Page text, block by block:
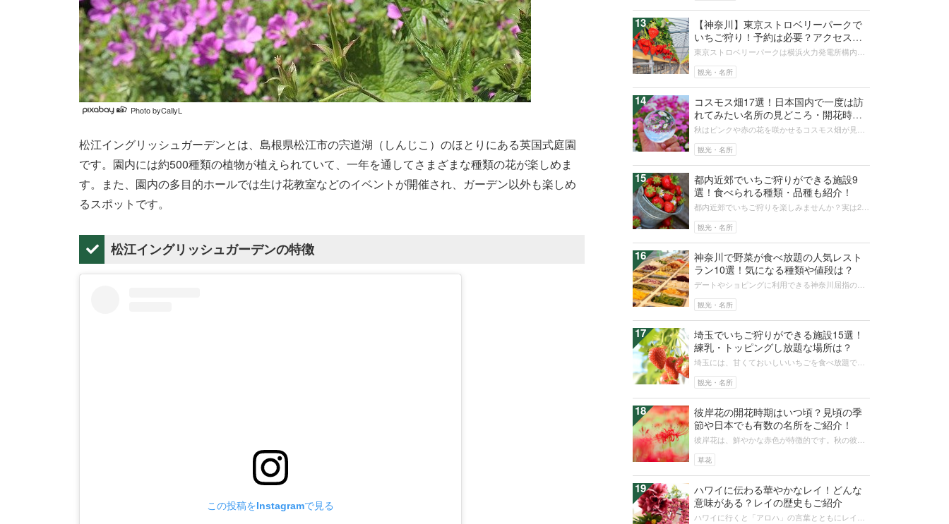
Photo byCallyL
松江イングリッシュガーデンとは、島根県松江市の宍道湖（しんじこ）のほとりにある英国式庭園
です。園内には約500種類の植物が植えられていて、一年を通してさまざまな種類の花が楽しめま
す。また、園内の多目的ホールでは生け花教室などのイベントが開催され、ガーデン以外も楽しめ
るスポットです。
松江イングリッシュガーデンの特徴
この投稿をInstagramで見る
13
観光・名所
【神奈川】東京ストロベリーパークで
いちご狩り！予約は必要？アクセス
は？
東京ストロベリーパークは横浜火力発電所構内に
体験できます。この記事では、いちご...
14
観光・名所
コスモス畑17選！日本国内で一度は訪
れてみたい名所の見どころ・開花時期
は？
秋はピンクや赤の花を咲かせるコスモス畑が見頃
や、幻想的な絶景が見られるコスモスの...
15
観光・名所
都内近郊でいちご狩りができる施設9
選！食べられる種類・品種も紹介！
都内近郊でいちご狩りを楽しみませんか？実は23
今回は都内近郊のいちご狩りスポッ...
16
観光・名所
神奈川で野菜が食べ放題の人気レスト
ラン10選！気になる種類や値段は？
デートやショピングに利用できる神奈川屈指の人
れている野菜食べ放題のレストランが...
17
観光・名所
埼玉でいちご狩りができる施設15選！
練乳・トッピングし放題な場所は？
埼玉には、甘くておいしいいちごを食べ放題で楽
イスクリームがトッピングし放題の場...
18
草花
彼岸花の開花時期はいつ頃？見頃の季
節や日本でも有数の名所をご紹介！
彼岸花は、鮮やかな赤色が特徴的です。秋の彼岸
で観賞でき、開花時期には各地で催し...
19
ハワイに伝わる華やかなレイ！どんな
意味がある？レイの歴史もご紹介
ハワイに行くと「アロハ」の言葉とともにレイが